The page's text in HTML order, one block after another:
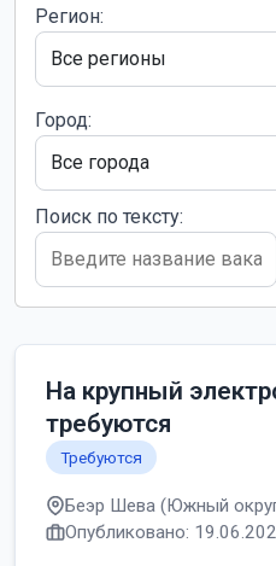
Регион:
Город:
Поиск по тексту:
На крупный
требуются
Требуются
Беэр Шева (Южный
Опубликовано: